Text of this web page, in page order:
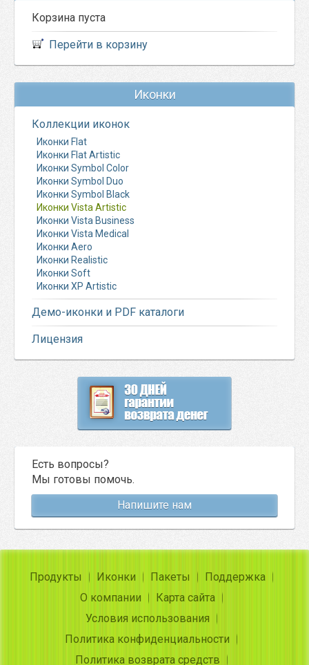
Корзина пуста
Перейти в корзину
Иконки
Коллекции иконок
Иконки Flat
Иконки Flat Artistic
Иконки Symbol Color
Иконки Symbol Duo
Иконки Symbol Black
Иконки Vista Artistic
Иконки Vista Business
Иконки Vista Medical
Иконки Aero
Иконки Realistic
Иконки Soft
Иконки XP Artistic
Демо-иконки и PDF каталоги
Лицензия
Есть вопросы?
Мы готовы помочь.
Напишите нам
Продукты Иконки Пакеты
Поддержка
О компании
Карта сайта
Условия использования
Политика конфиденциальности
Политика возврата средств